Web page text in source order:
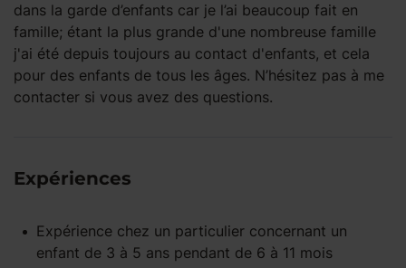
dans la garde d’enfants car je l’ai beaucoup fait en
famille; étant la plus grande d'une nombreuse famille
j'ai été depuis toujours au contact d'enfants, et cela
pour des enfants de tous les âges. N’hésitez pas à me
contacter si vous avez des questions.
Expériences
Expérience chez un particulier concernant un
enfant de 3 à 5 ans pendant de 6 à 11 mois